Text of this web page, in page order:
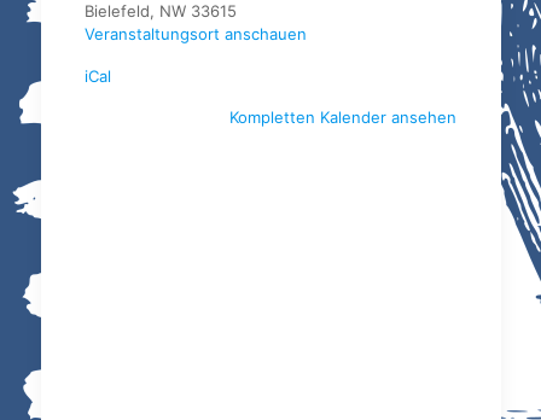
Bielefeld, NW 33615
Veranstaltungsort anschauen
iCal
Kompletten Kalender ansehen